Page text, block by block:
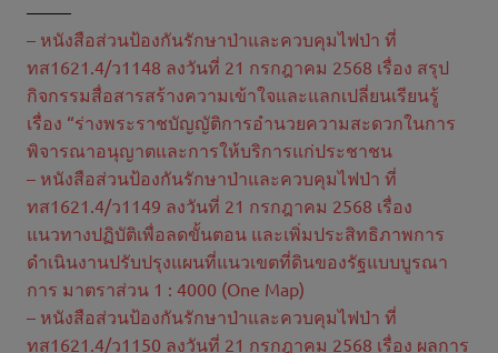
——–
– หนังสือส่วนป้องกันรักษาป่าและควบคุมไฟป่า ที่
ทส1621.4/ว1148 ลงวันที่ 21 กรกฎาคม 2568 เรื่อง สรุป
กิจกรรมสื่อสารสร้างความเข้าใจและแลกเปลี่ยนเรียนรู้
เรื่อง “ร่างพระราชบัญญัติการอำนวยความสะดวกในการ
พิจารณาอนุญาตและการให้บริการแก่ประชาชน
– หนังสือส่วนป้องกันรักษาป่าและควบคุมไฟป่า ที่
ทส1621.4/ว1149 ลงวันที่ 21 กรกฎาคม 2568 เรื่อง
แนวทางปฏิบัติเพื่อลดขั้นตอน และเพิ่มประสิทธิภาพการ
ดำเนินงานปรับปรุงแผนที่แนวเขตที่ดินของรัฐแบบบูรณา
การ มาตราส่วน 1 : 4000 (One Map)
– หนังสือส่วนป้องกันรักษาป่าและควบคุมไฟป่า ที่
ทส1621.4/ว1150 ลงวันที่ 21 กรกฎาคม 2568 เรื่อง ผลการ